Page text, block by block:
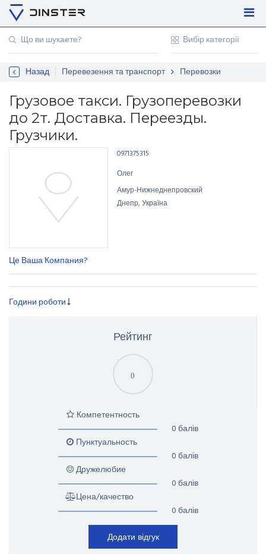
Регістрація
Контакти
Для підприємців
Назад Перевезення та транспорт Перевозки
Грузовое такси. Грузоперевозки
до 2т. Доставка. Переезды.
Грузчики.
Це Ваша Компания?
0971375315
Олег
Амур-Нижнеднепровский
Днепр, Україна
Години роботи
Рейтинг
0
Компетентность
0 балів
Пунктуальность
0 балів
Дружелюбие
0 балів
Цена/качество
0 балів
Додати відгук